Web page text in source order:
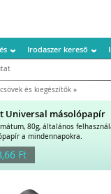
Irodaszer kereső
és kiegészítők »
Universal másolópapír
80g, általános
a mindennapokra.
Ft